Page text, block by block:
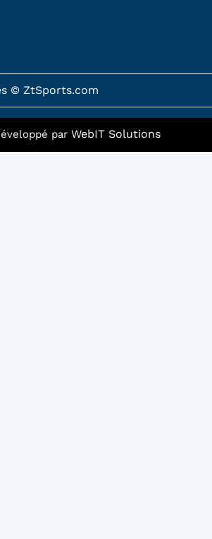
© ZtSports.com
par WebIT Solutions